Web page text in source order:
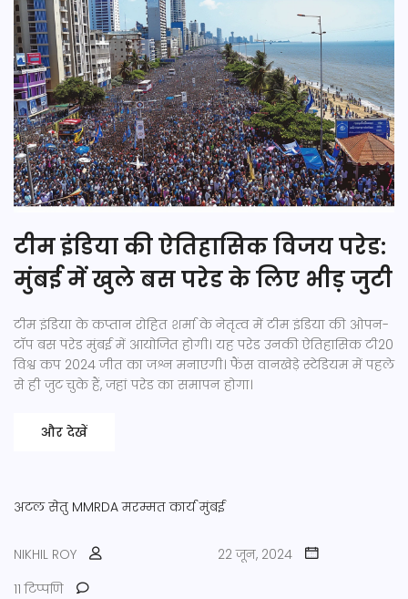
टीम इंडिया की ऐतिहासिक विजय परेड:
मुंबई में खुले बस परेड के लिए भीड़ जुटी
टीम इंडिया के कप्तान रोहित शर्मा के नेतृत्व में टीम इंडिया की ओपन-
टॉप बस परेड मुंबई में आयोजित होगी। यह परेड उनकी ऐतिहासिक टी20
विश्व कप 2024 जीत का जश्न मनाएगी। फैंस वानखेड़े स्टेडियम में पहले
से ही जुट चुके हैं, जहां परेड का समापन होगा।
और देखें
अटल सेतु MMRDA मरम्मत कार्य मुंबई
NIKHIL ROY
22 जून, 2024
11 टिप्पणि